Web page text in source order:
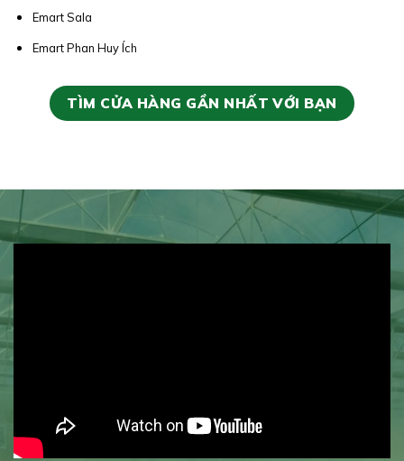
Emart Sala
Emart Phan Huy Ích
TÌM CỬA HÀNG GẦN NHẤT VỚI BẠN